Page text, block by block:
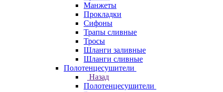
Манжеты
Прокладки
Сифоны
Трапы сливные
Тросы
Шланги заливные
Шланги сливные
Полотенцесушители
Назад
Полотенцесушители